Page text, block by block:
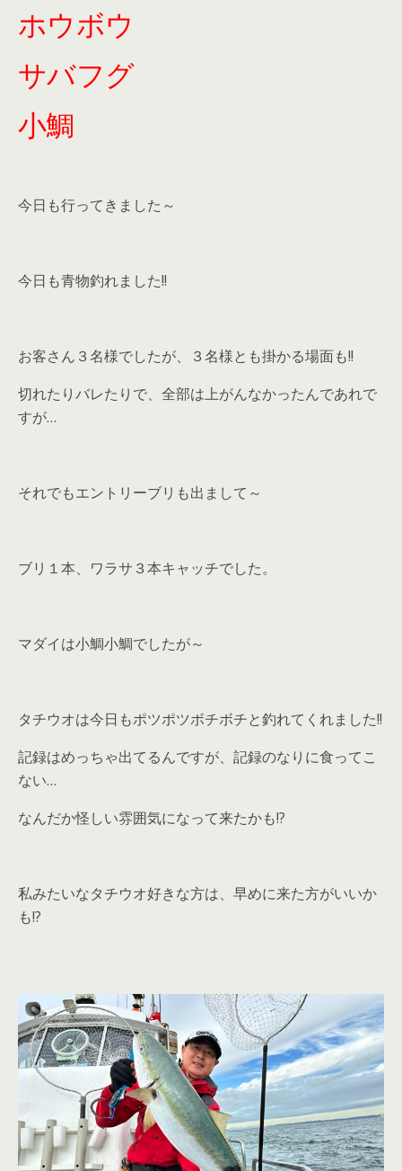
ホウボウ
サバフグ
小鯛
今日も行ってきました～
今日も青物釣れました!!
お客さん３名様でしたが、３名様とも掛かる場面も!!
切れたりバレたりで、全部は上がんなかったんであれで
すが…
それでもエントリーブリも出まして～
ブリ１本、ワラサ３本キャッチでした。
マダイは小鯛小鯛でしたが～
タチウオは今日もポツポツボチボチと釣れてくれました!!
記録はめっちゃ出てるんですが、記録のなりに食ってこ
ない…
なんだか怪しい雰囲気になって来たかも!?
私みたいなタチウオ好きな方は、早めに来た方がいいか
も!?